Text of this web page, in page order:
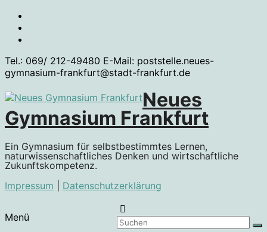
Zum
Inhalt
springen
Tel.: 069/ 212-49480 E-Mail: poststelle.neues-
gymnasium-frankfurt@stadt-frankfurt.de
Neues
Gymnasium Frankfurt
Ein Gymnasium für selbstbestimmtes Lernen,
naturwissenschaftliches Denken und wirtschaftliche
Zukunftskompetenz.
Impressum
Datenschutzerklärung
Menü